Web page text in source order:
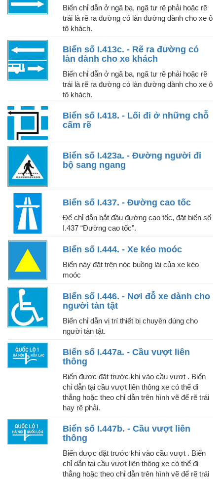
Biển chỉ dẫn ở ngã ba, ngã tư rẽ phải hoặc rẽ
trái là rẽ ra đường có làn đường dành cho xe ô
tô khách.
Biển số I.413c. - Rẽ ra đường có
làn dành cho xe khách
Biển chỉ dẫn ở ngã ba, ngã tư rẽ phải hoặc rẽ
trái là rẽ ra đường có làn đường dành cho xe ô
tô khách.
Biển số I.418. - Lối đi ở những chỗ
cấm rẽ
Biển số I.423a. - Đường người đi
bộ sang ngang
Biển số I.437. - Đường cao tốc
Để chỉ dẫn bắt đầu đường cao tốc, đặt biển số
I.437 “Đường cao tốc”.
Biển số I.444. - Xe kéo moóc
Biển này đặt trên nóc buồng lái của xe kéo
moóc
Biển số I.446. - Nơi đỗ xe dành cho
người tàn tật
Biển chỉ dẫn vị trí thiết bị chuyên dùng cho
người tàn tật.
Biển số I.447a. - Cầu vượt liên
thông
Biển được đặt trước khi vào cầu vượt . Biển
chỉ dẫn tại cầu vượt liên thông xe có thể đi
thẳng hoặc theo chỉ dẫn trên hình vẽ để rẽ trái
hay rẽ phải.
Biển số I.447b. - Cầu vượt liên
thông
Biển được đặt trước khi vào cầu vượt . Biển
chỉ dẫn tại cầu vượt liên thông xe có thể đi
thẳng hoặc theo chỉ dẫn trên hình vẽ để rẽ trái